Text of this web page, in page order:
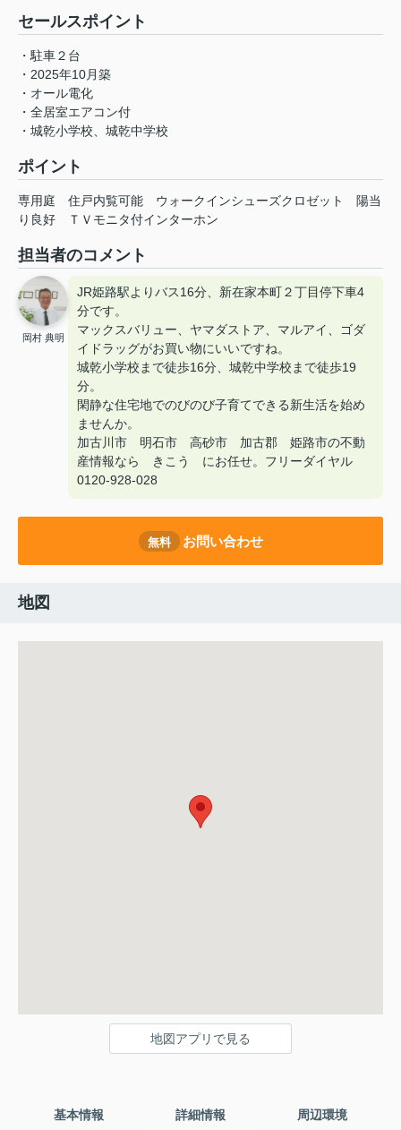
セールスポイント
・駐車２台
・2025年10月築
・オール電化
・全居室エアコン付
・城乾小学校、城乾中学校
ポイント
専用庭 住戸内覧可能 ウォークインシューズクロゼット
陽当
り良好
ＴＶモニタ付インターホン
担当者のコメント
岡村 典明
JR姫路駅よりバス16分、新在家本町２丁目停下車4
分です。
マックスバリュー、ヤマダストア、マルアイ、ゴダ
イドラッグがお買い物にいいですね。
城乾小学校まで徒歩16分、城乾中学校まで徒歩19
分。
閑静な住宅地でのびのび子育てできる新生活を始め
ませんか。
加古川市 明石市 高砂市 加古郡 姫路市の不動
産情報なら きこう にお任せ。フリーダイヤル
0120-928-028
無料 お問い合わせ
地図
地図アプリで見る
基本情報 詳細情報 周辺環境